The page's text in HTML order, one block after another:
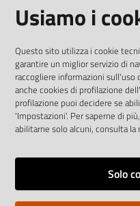
I dati personali pubblicati
previste dalla direttiva
36/2006
Vai alla pagina
Note legali
Usiamo i
Questo sito utilizza i cookie
garantire un miglior servizio di
raccogliere informazioni
anche cookies di profilazione
profilazione puoi decidere se
'Impostazioni'. Per saperne di
abilitarne solo alcuni, consulta la
Solo